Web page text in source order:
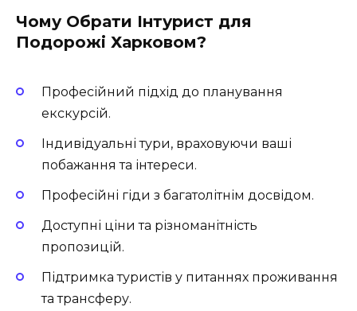
Чому Обрати Інтурист для
Подорожі Харковом?
Професійний підхід до планування
екскурсій.
Індивідуальні тури, враховуючи ваші
побажання та інтереси.
Професійні гіди з багатолітнім досвідом.
Доступні ціни та різноманітність
пропозицій.
Підтримка туристів у питаннях проживання
та трансферу.